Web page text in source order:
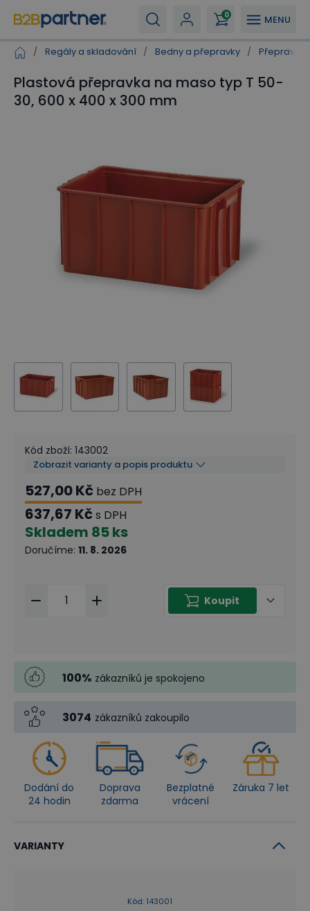
MENU
0
/ Regály a skladování / Bedny a přepravky / Přepravky
Plastová přepravka na maso typ T 50-
30, 600 x 400 x 300 mm
Kód zboží: 143002
Zobrazit varianty a popis produktu
527,00 Kč bez DPH
637,67 Kčs DPH
Skladem 85 ks
Doručíme: 11. 8. 2026
Koupit
100% zákazníků je spokojeno
3074 zákazníků zakoupilo
Dodání do
24 hodin
Doprava
zdarma
Bezplatné
vrácení
Záruka 7 let
VARIANTY
Kód: 143001